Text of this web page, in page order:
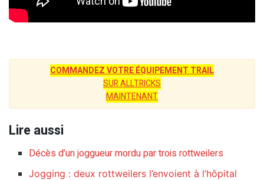
COMMANDEZ VOTRE ÉQUIPEMENT TRAIL
SUR ALLTRICKS
MAINTENANT
Lire aussi
Décès d’un joggueur mordu par trois rottweilers
Jogging : deux rottweilers l’envoient à l’hôpital